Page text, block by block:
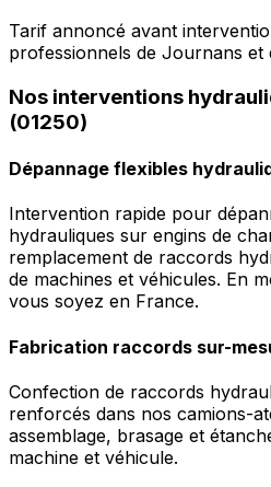
Tarif annoncé avant
professionnels de Journans et
Nos interventions
(01250)
Dépannage flexibles
Intervention rapide pour
hydrauliques sur engins de
remplacement de raccords
de machines et véhicules. En
vous soyez en France.
Fabrication raccords sur-
Confection de raccords
renforcés dans nos camions-
assemblage, brasage et
machine et véhicule.